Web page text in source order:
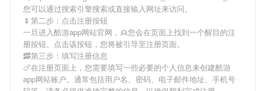
您可以通过搜索引擎搜索或直接输入网址来访问。
🍢第二步：点击注册按钮
一旦进入酷游app网站官网，👱您会在页面上找到一个醒目的注
册按钮。点击该按钮，您将被引导至注册页面。
🥓第三步：填写注册信息
🍗在注册页面上，您需要填写一些必要的个人信息来创建酷游
app网站账户。通常包括用户名、密码、电子邮件地址、手机号